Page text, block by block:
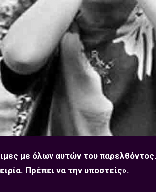
με όλων αυτών του
Πρέπει να την υποστείς».